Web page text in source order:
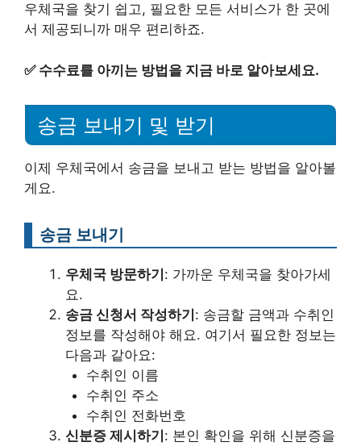
우체국을 찾기 쉽고, 필요한 모든 서비스가 한 곳에
서 제공되니까 매우 편리하죠.
✅ 수수료를 아끼는 방법을 지금 바로 알아보세요.
송금 보내기 및 받기
이제 우체국에서 송금을 보내고 받는 방법을 알아볼
게요.
송금 보내기
우체국 방문하기: 가까운 우체국을 찾아가세
요.
송금 신청서 작성하기: 송금할 금액과 수취인
정보를 작성해야 해요. 여기서 필요한 정보는
다음과 같아요:
수취인 이름
수취인 주소
수취인 전화번호
신분증 제시하기: 본인 확인을 위해 신분증을